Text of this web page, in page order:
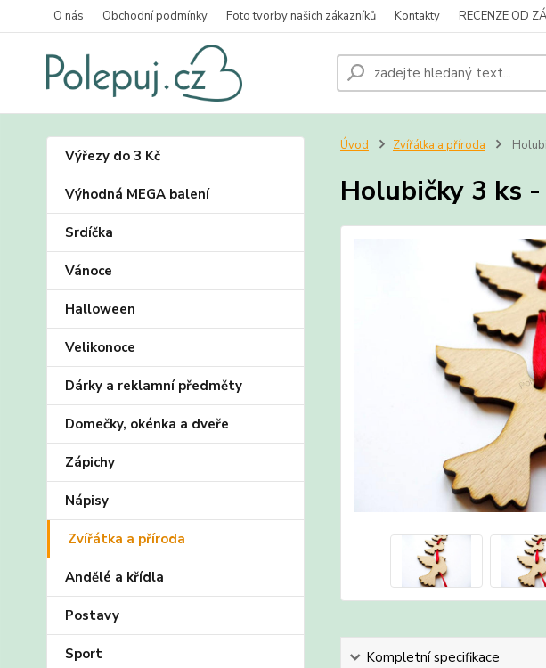
O nás Obchodní podmínky Foto tvorby našich zákazníků Kontakty RECENZE OD
Výřezy do 3 Kč
Výhodná MEGA balení
Srdíčka
Vánoce
Halloween
Velikonoce
Dárky a reklamní předměty
Domečky, okénka a dveře
Zápichy
Nápisy
Zvířátka a příroda
Andělé a křídla
Postavy
Sport
Úvod Zvířátka a příroda
Holubičky 3 ks
Kompletní specifikace